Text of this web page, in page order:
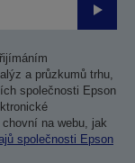
a průzkumů trhu,
společnosti Epson
na webu, jak
společnosti Epson